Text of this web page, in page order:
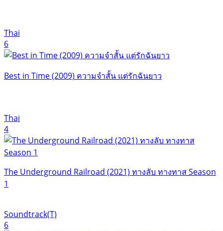
Thai
6
Best in Time (2009) ความจำสั้น แต่รักฉันยาว
Thai
4
The Underground Railroad (2021) ทางลับ ทางทาส Season
1
Soundtrack(T)
6